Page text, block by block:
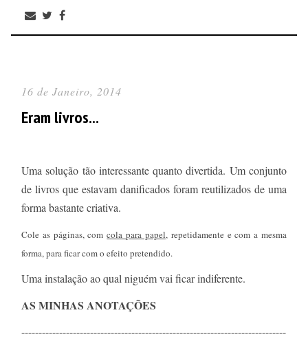
16 de Janeiro, 2014
Eram livros...
Uma solução tão interessante quanto divertida. Um conjunto
de livros que estavam danificados foram reutilizados de uma
forma bastante criativa.
Cole as páginas, comcola para papel, repetidamente e com a mesma
forma, para ficar com o efeito pretendido.
Uma instalação ao qual niguém vai ficar indiferente.
AS MINHAS ANOTAÇÕES
-----------------------------------------------------------------------------